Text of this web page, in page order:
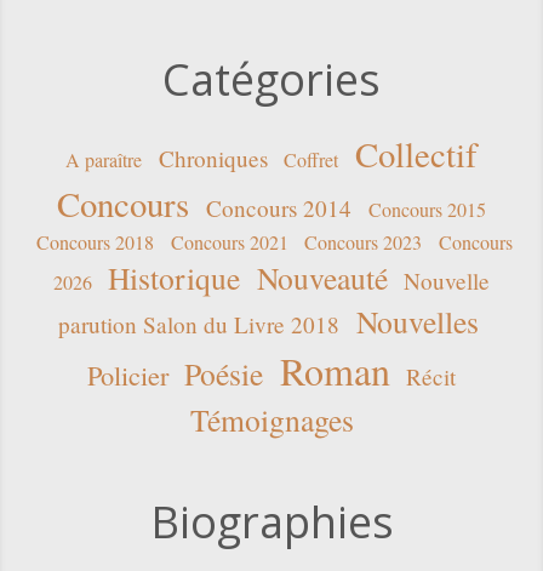
Catégories
A paraître Chroniques Coffret
Collectif
Concours Concours 2014
Concours 2015
Concours 2018
Concours 2021 Concours 2023
Concours
2026
Historique Nouveauté Nouvelle
parution Salon du Livre 2018 Nouvelles
Policier Poésie Roman Récit
Témoignages
Biographies